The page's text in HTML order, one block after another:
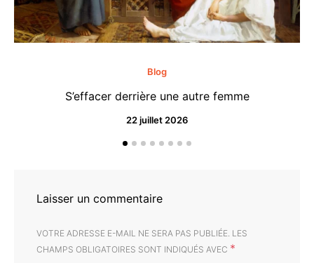
Blog
S’effacer derrière une autre femme
22 juillet 2026
Laisser un commentaire
VOTRE ADRESSE E-MAIL NE SERA PAS PUBLIÉE. LES
CHAMPS OBLIGATOIRES SONT INDIQUÉS AVEC *